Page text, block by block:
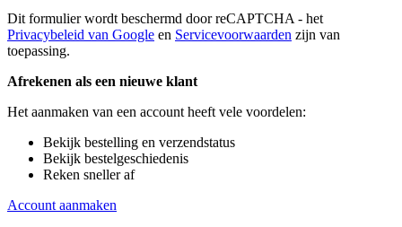
Dit formulier wordt beschermd door reCAPTCHA - het
Privacybeleid van Google en Servicevoorwaarden zijn van
toepassing.
Afrekenen als een nieuwe klant
Het aanmaken van een account heeft vele voordelen:
Bekijk bestelling en verzendstatus
Bekijk bestelgeschiedenis
Reken sneller af
Account aanmaken